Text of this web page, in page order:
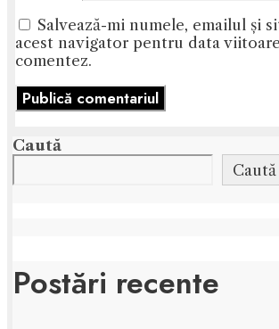
Salvează-mi numele, emailul și
acest navigator pentru data
comentez.
Caută
Caută
Postări recente